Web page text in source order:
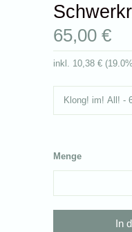
65,00 €
inkl. 10,38 € (
Menge